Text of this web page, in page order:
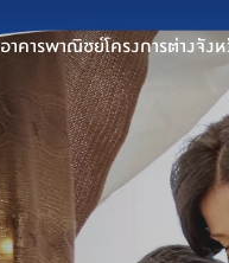
อาคารพาณิชย์โครงการต่างจัง